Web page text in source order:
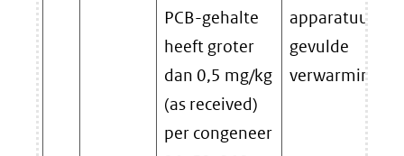
PCB-gehalte
heeft groter
dan 0,5 mg/kg
(as received)
per congeneer
apparatuur en
gevulde